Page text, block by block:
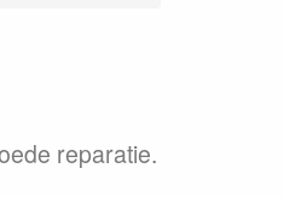
reparatie.